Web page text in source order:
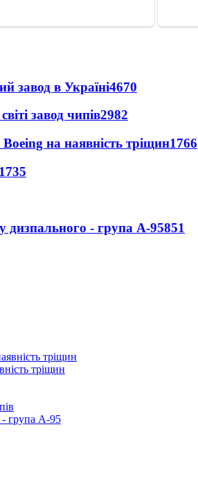
завод в Україні4670
завод чипів2982
на наявність тріщин1766
1735
дизпального - група А-95851
тріщин
- група А-95